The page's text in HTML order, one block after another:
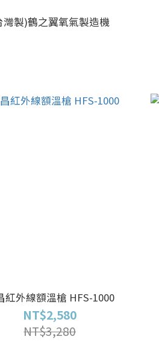
灣製)鶴之翼氧氣製造機
紅外線額溫槍 HFS-1000
NT$2,580
NT$3,280